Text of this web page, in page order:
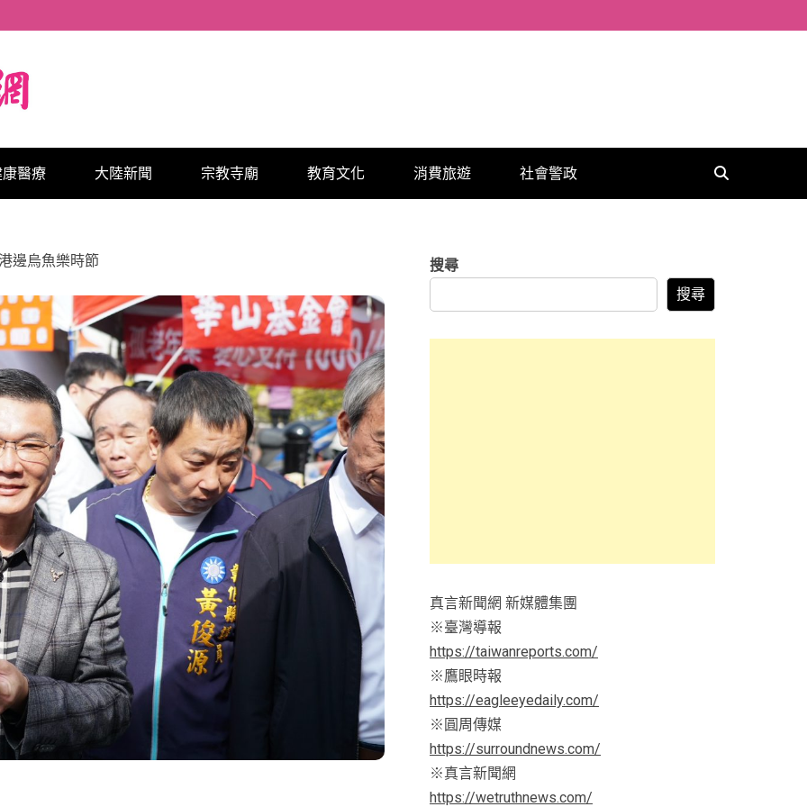
醫療 大陸新聞 宗教寺廟 教育文化 消費旅遊 社會警政
邊烏魚樂時節
搜尋
搜尋
真言新聞網 新媒體集團
※臺灣導報
https://taiwanreports.com/
※鷹眼時報
https://eagleeyedaily.com/
※圓周傳媒
https://surroundnews.com/
※真言新聞網
https://wetruthnews.com/